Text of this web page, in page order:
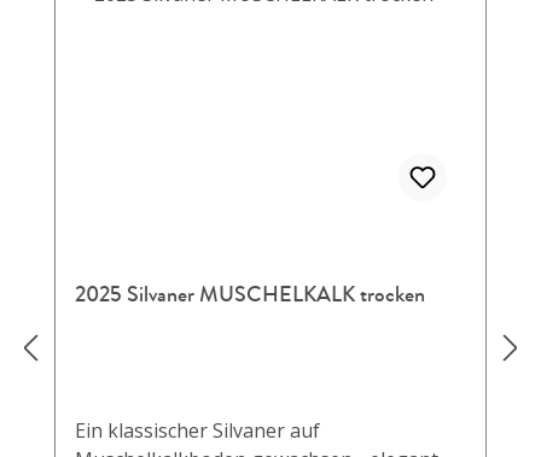
2025 Silvaner MUSCHELKALK trocken
Ein klassischer Silvaner auf